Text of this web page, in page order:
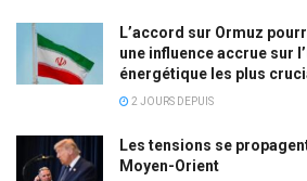
L’accord sur Ormuz
une influence accrue sur
énergétique les plus
2 JOURS DEPUIS
Les tensions se
Moyen-Orient